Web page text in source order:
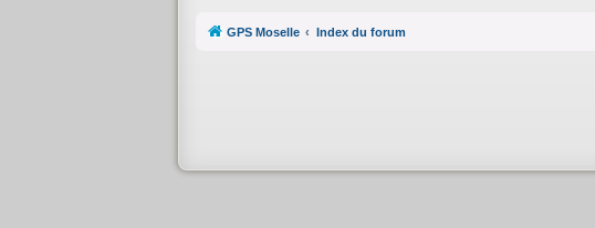
GPS Moselle Index du forum